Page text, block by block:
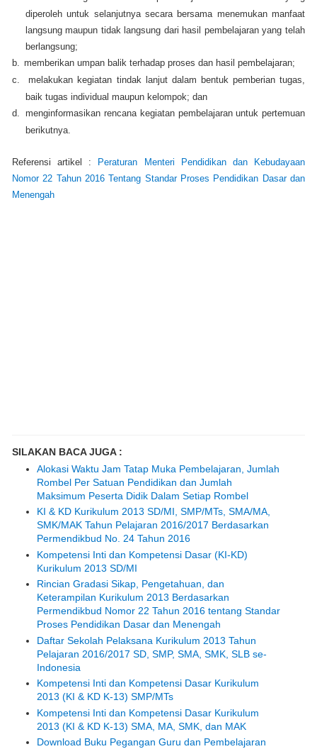
diperoleh untuk selanjutnya secara bersama menemukan manfaat
langsung maupun tidak langsung dari hasil pembelajaran yang telah
berlangsung;
b.
memberikan umpan balik terhadap proses dan hasil pembelajaran;
c.
melakukan kegiatan tindak lanjut dalam bentuk pemberian tugas,
baik tugas individual maupun kelompok; dan
d.
menginformasikan rencana kegiatan pembelajaran untuk pertemuan
berikutnya.
Referensi artikel : Peraturan Menteri Pendidikan dan Kebudayaan
Nomor 22 Tahun 2016 Tentang Standar Proses Pendidikan Dasar dan
Menengah
SILAKAN BACA JUGA :
Alokasi Waktu Jam Tatap Muka Pembelajaran, Jumlah
Rombel Per Satuan Pendidikan dan Jumlah
Maksimum Peserta Didik Dalam Setiap Rombel
KI & KD Kurikulum 2013 SD/MI, SMP/MTs, SMA/MA,
SMK/MAK Tahun Pelajaran 2016/2017 Berdasarkan
Permendikbud No. 24 Tahun 2016
Kompetensi Inti dan Kompetensi Dasar (KI-KD)
Kurikulum 2013 SD/MI
Rincian Gradasi Sikap, Pengetahuan, dan
Keterampilan Kurikulum 2013 Berdasarkan
Permendikbud Nomor 22 Tahun 2016 tentang Standar
Proses Pendidikan Dasar dan Menengah
Daftar Sekolah Pelaksana Kurikulum 2013 Tahun
Pelajaran 2016/2017 SD, SMP, SMA, SMK, SLB se-
Indonesia
Kompetensi Inti dan Kompetensi Dasar Kurikulum
2013 (KI & KD K-13) SMP/MTs
Kompetensi Inti dan Kompetensi Dasar Kurikulum
2013 (KI & KD K-13) SMA, MA, SMK, dan MAK
Download Buku Pegangan Guru dan Pembelajaran